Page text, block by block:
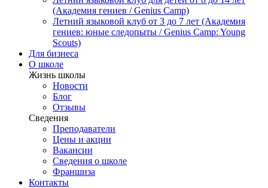
(Академия гениев / Genius Camp)
Летний языковой клуб от 3 до 7 лет (Академия
гениев: юные следопыты / Genius Camp: Young
Scouts)
Для бизнеса
О школе
Жизнь школы
Новости
Блог
Отзывы
Сведения
Преподаватели
Цены и акции
Вакансии
Сведения о школе
Франшиза
Контакты